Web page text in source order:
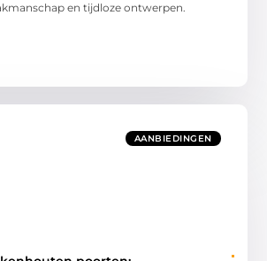
en tijdloze ontwerpen.
AANBIEDINGEN